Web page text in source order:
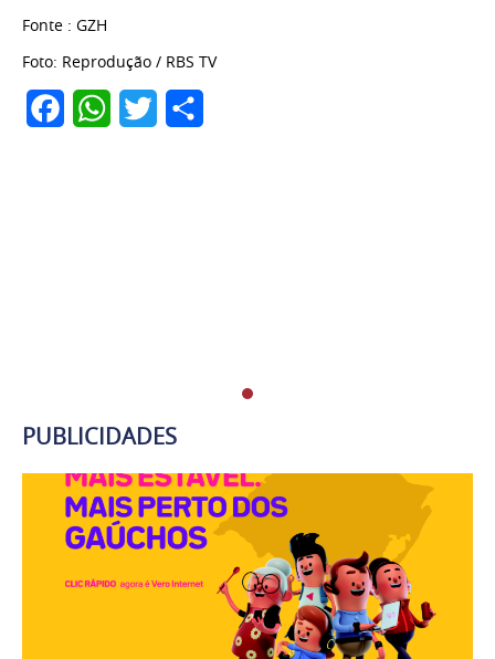
Fonte : GZH
Foto: Reprodução / RBS TV
FacebookWhatsApp
Twitter
PUBLICIDADES